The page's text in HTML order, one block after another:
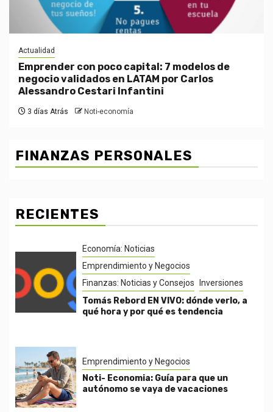
Actualidad
Emprender con poco capital: 7 modelos de
negocio validados en LATAM por Carlos
Alessandro Cestari Infantini
3 días Atrás Noti-economía
FINANZAS PERSONALES
RECIENTES
Economía: Noticias
Emprendimiento y Negocios
Finanzas: Noticias y Consejos
Inversiones
Tomás Rebord EN VIVO: dónde verlo, a
qué hora y por qué es tendencia
Emprendimiento y Negocios
Noti- Economia: Guía para que un
autónomo se vaya de vacaciones